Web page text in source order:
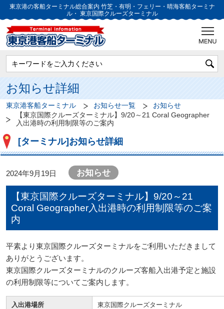
東京港の客船ターミナル総合案内 竹芝・有明・フェリー・晴海客船ターミナ
ル・ 東京国際クルーズターミナル
お知らせ詳細
東京港客船ターミナル お知らせ一覧
お知らせ
【東京国際クルーズターミナル】9/20～21 Coral Geographer
入出港時の利用制限等のご案内
[ターミナル]お知らせ詳細
2024年9月19日 お知らせ
【東京国際クルーズターミナル】9/20～21
Coral Geographer入出港時の利用制限等のご案
内
平素より東京国際クルーズターミナルをご利用いただきまして
ありがとうございます。
東京国際クルーズターミナルのクルーズ客船入出港予定と施設
の利用制限等についてご案内します。
入出港場所 東京国際クルーズターミナル